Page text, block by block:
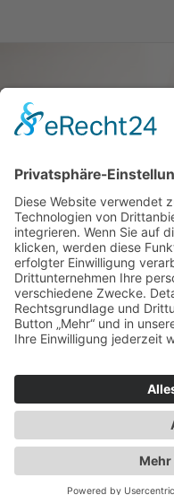
wohnen
Verkaufen Sie
darin wohnen.
Jetzt
© 2026 WohnBW